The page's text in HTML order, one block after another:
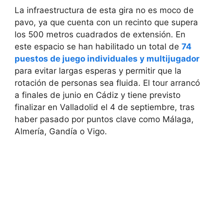
La infraestructura de esta gira no es moco de
pavo, ya que cuenta con un recinto que supera
los 500 metros cuadrados de extensión. En
este espacio se han habilitado un total de 74
puestos de juego individuales y multijugador
para evitar largas esperas y permitir que la
rotación de personas sea fluida. El tour arrancó
a finales de junio en Cádiz y tiene previsto
finalizar en Valladolid el 4 de septiembre, tras
haber pasado por puntos clave como Málaga,
Almería, Gandía o Vigo.